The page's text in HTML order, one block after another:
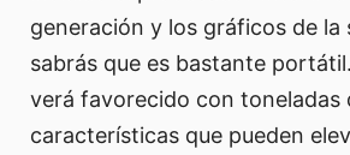
generación y los gráficos de la
sabrás que es bastante
verá favorecido con toneladas
características que pueden